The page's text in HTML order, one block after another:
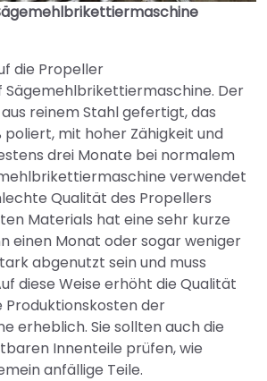
die Propeller
Sägemehlbrikettiermaschine. Der
reinem Stahl gefertigt, das
poliert, mit hoher Zähigkeit und
drei Monate bei normalem
verwendet
Qualität des Propellers
Materials hat eine sehr kurze
einen Monat oder sogar weniger
abgenutzt sein und muss
diese Weise erhöht die Qualität
Produktionskosten der
erheblich. Sie sollten auch die
Innenteile prüfen, wie
anfällige Teile.